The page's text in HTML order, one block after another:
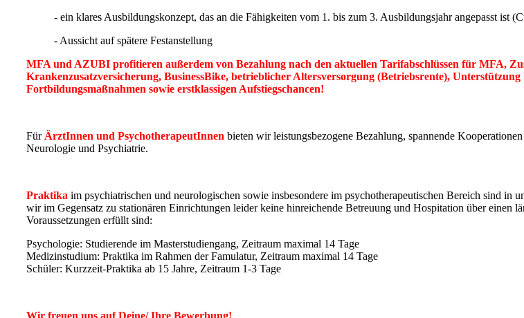
- ein klares Ausbildungskonzept, das an die Fähigkeiten vom 1. bis zum 3. Ausbildungsjahr angepasst ist
- Aussicht auf spätere Festanstellung
MFA und AZUBI profitieren außerdem von Bezahlung nach den aktuellen Tarifabschlüssen für MFA,
Krankenzusatzversicherung, BusinessBike, betrieblicher Altersversorgung (Betriebsrente),
Fortbildungsmaßnahmen sowie erstklassigen Aufstiegschancen!
Für ÄrztInnen und PsychotherapeutInnen bieten wir leistungsbezogene Bezahlung, spannende
Neurologie und Psychiatrie.
Praktika im psychiatrischen und neurologischen sowie insbesondere im psychotherapeutischen Bereich sind in
wir im Gegensatz zu stationären Einrichtungen leider keine hinreichende Betreuung und Hospitation über einen
Voraussetzungen erfüllt sind:
Psychologie: Studierende im Masterstudiengang, Zeitraum maximal 14 Tage
Medizinstudium: Praktika im Rahmen der Famulatur, Zeitraum maximal 14 Tage
Schüler: Kurzzeit-Praktika ab 15 Jahre, Zeitraum 1-3 Tage
Wir freuen uns auf Deine/ Ihre Bewerbung!